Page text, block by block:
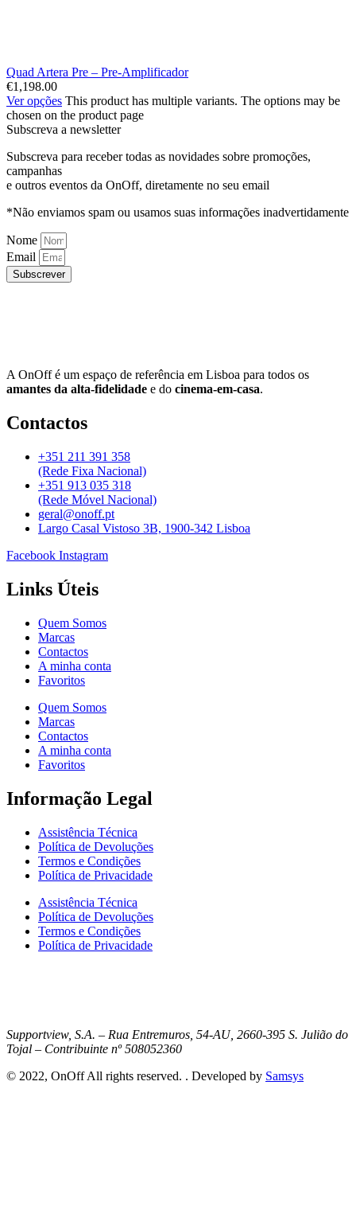
Quad Artera Pre – Pre-Amplificador
€1,198.00
Ver opções This product has multiple variants. The options may be
chosen on the product page
Subscreva a newsletter
Subscreva para receber todas as novidades sobre promoções,
campanhas
e outros eventos da OnOff, diretamente no seu email
*Não enviamos spam ou usamos suas informações inadvertidamente
Nome
Email
Subscrever
A OnOff é um espaço de referência em Lisboa para todos os
amantes da alta-fidelidade e do cinema-em-casa.
Contactos
+351 211 391 358
(Rede Fixa Nacional)
+351 913 035 318
(Rede Móvel Nacional)
geral@onoff.pt
Largo Casal Vistoso 3B, 1900-342 Lisboa
Facebook Instagram
Links Úteis
Quem Somos
Marcas
Contactos
A minha conta
Favoritos
Quem Somos
Marcas
Contactos
A minha conta
Favoritos
Informação Legal
Assistência Técnica
Política de Devoluções
Termos e Condições
Política de Privacidade
Assistência Técnica
Política de Devoluções
Termos e Condições
Política de Privacidade
Supportview, S.A. – Rua Entremuros, 54-AU, 2660-395 S. Julião do
Tojal – Contribuinte nº 508052360
© 2022, OnOff All rights reserved. . Developed by Samsys